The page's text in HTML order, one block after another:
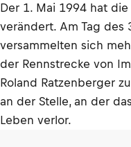
Der 1. Mai 1994 hat
verändert. Am Tag des
versammelten sich
der Rennstrecke von
Roland Ratzenberger
an der Stelle, an der
Leben verlor.